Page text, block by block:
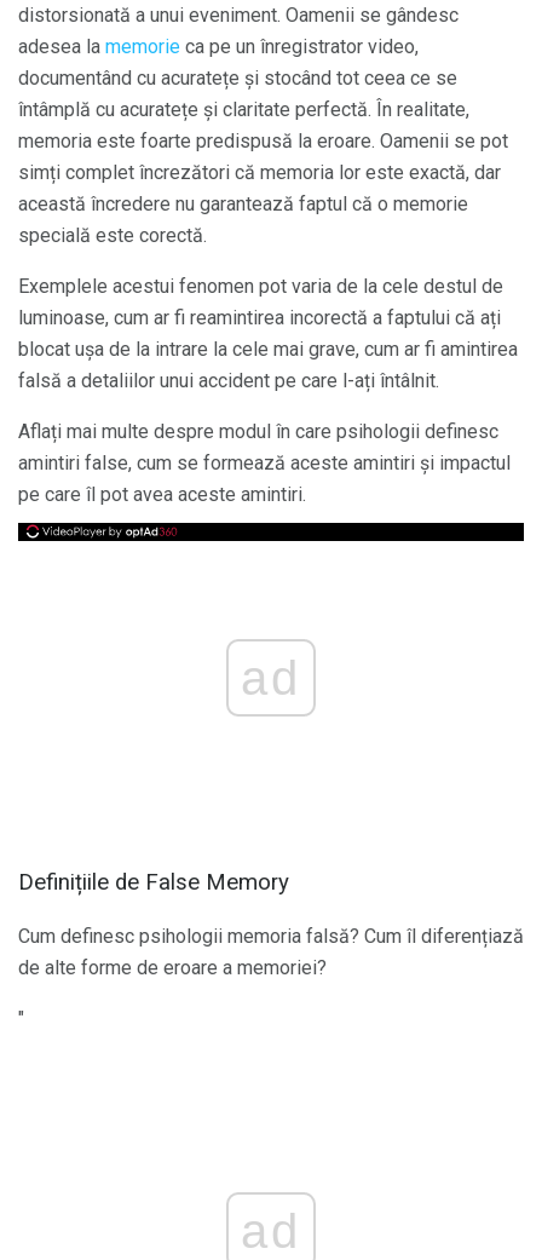
distorsionată a unui eveniment. Oamenii se gândesc
adesea la memorie ca pe un înregistrator video,
documentând cu acuratețe și stocând tot ceea ce se
întâmplă cu acuratețe și claritate perfectă. În realitate,
memoria este foarte predispusă la eroare. Oamenii se pot
simți complet încrezători că memoria lor este exactă, dar
această încredere nu garantează faptul că o memorie
specială este corectă.
Exemplele acestui fenomen pot varia de la cele destul de
luminoase, cum ar fi reamintirea incorectă a faptului că ați
blocat ușa de la intrare la cele mai grave, cum ar fi amintirea
falsă a detaliilor unui accident pe care l-ați întâlnit.
Aflați mai multe despre modul în care psihologii definesc
amintiri false, cum se formează aceste amintiri și impactul
pe care îl pot avea aceste amintiri.
ad
Definițiile de False Memory
Cum definesc psihologii memoria falsă? Cum îl diferențiază
de alte forme de eroare a memoriei?
"
ad